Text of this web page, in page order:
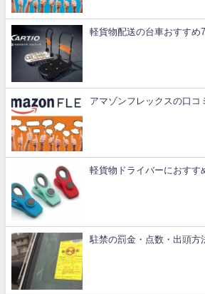
軽貨物配送の台車おすすめ
アマゾンフレックスの口コ
軽貨物ドライバーにおすす
駐禁の罰金・点数・出頭方